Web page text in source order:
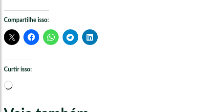
Compartilhe isso:
Curtir isso:
Carregando...